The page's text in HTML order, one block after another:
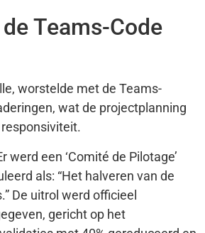
Teams-Code
worstelde met de Teams-
wat de projectplanning
een ‘Comité de Pilotage’
als: “Het halveren van de
De uitrol werd officieel
gericht op het